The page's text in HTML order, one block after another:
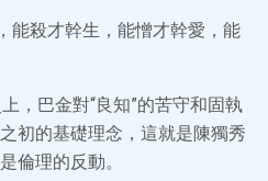
能殺才幹生，能憎才幹愛，能
，巴金對“良知”的苦守和固執
初的基礎理念，這就是陳獨秀
倫理的反動。